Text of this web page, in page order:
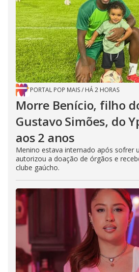
PORTAL POP MAIS/ HÁ 2 HORAS
Morre Benício, filho
Gustavo Simões, do
aos 2 anos
Menino estava internado após sofrer
autorizou a doação de órgãos e
clube gaúcho.